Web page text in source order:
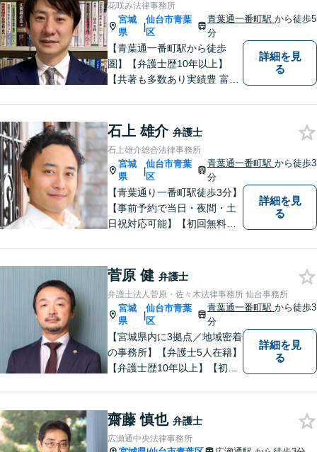
花咲み法律事務所
宮城
県
|
仙台市青葉
区
青葉通一番町駅から徒歩5
分
【青葉通一番町駅から徒歩
圏】【弁護士歴10年以上】
【共著も多数あり実績豊 富】
通した深いアドバ イスが可
能。借金・債務整理に関して
も熟知。
詳細を見
る
石上 雄介 弁護士
石上雄介総合法律事務所
宮城
県
|
仙台市青葉
区
青葉通一番町駅から徒歩3
分
【青葉通り一番町駅徒歩3分】
【事前予約で当日・夜間・土
日祝対応可能】【初回無料相
詳細を見
る
菅原 健 弁護士
弁護士法人菅原・佐々木法律事務所 仙台事務所
宮城
県
|
仙台市青葉
区
青葉通一番町駅から徒歩3
分
【宮城県内に3拠点／地域密着
の事務所】【弁護士5人在籍】
【弁護士歴10年以上】【初回
いう方も、まずはお電話くだ
さい。個人や企業のあらゆる
トラブルに対応【青葉通一番
詳細を見
る
齋藤 慎也 弁護士
広瀬通中央法律事務所